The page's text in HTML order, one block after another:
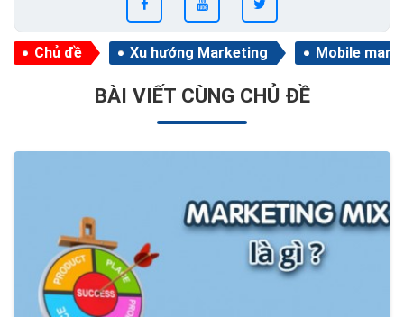
Chủ đề Xu hướng Marketing Mobile
BÀI VIẾT CÙNG CHỦ ĐỀ